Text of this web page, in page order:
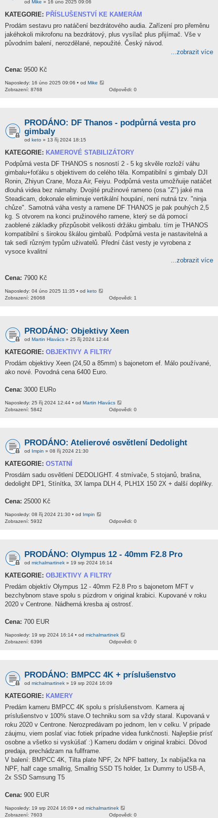
od Mike » 16 úno 2025 09:06
KATEGORIE: PŘÍSLUŠENSTVÍ KE KAMERÁM
Prodám sestavu pro natáčení bezdrátového audia. Zařízení pro přeměnu
jakéhokoli mikrofonu na bezdrátový, plus vysílač plus přijímač. Vše v
původním balení, nerozdělané, nepoužité. Český návod.
...zobrazit více
Cena: 9500 Kč
Naposledy: 16 úno 2025 09:06 • od Mike
Odpovědi: 0
Zobrazení: 8768
PRODÁNO: DF Thanos - podpůrná vesta pro
gimbaly
od keto » 13 říj 2024 18:15
KATEGORIE: KAMEROVÉ STABILIZÁTORY
Podpůrná vesta DF THANOS s nosností 2 - 5 kg skvěle rozloží váhu
gimbalu+foťáku s objektivem do celého těla. Kompatibilní s gimbaly DJI
Ronin, Zhiyun Crane, Moza Air, Feiyu. Podpůrná vesta umožňuije natáčet
dlouhá videa bez námahy. Dvojité pružinové rameno (osa "Z") jaké ma
Steadicam, dokonale eliminuje vertikální houpání, není nutná tzv. "ninja
chůze". Samotná váha vesty a ramene DF THANOS je pak pouhých 2,5
kg. S otvorem na konci pružinového ramene, který se dá pomocí
zaoblené základky přizpůsobit velikosti držáku gimbalu. tím je THANOS
kompatibilní s širokou škálou gimbalů. Podpůrná vesta je nastavitelná a
tak sedí různým typům uživatelů. Přední část vesty je vyrobena z
vysoce kvalitní
...zobrazit více
Cena: 7900 Kč
Naposledy: 04 úno 2025 11:35 • od keto
Odpovědi: 1
Zobrazení: 26068
PRODÁNO: Objektivy Xeen
od Martin Hlavács » 25 říj 2024 12:44
KATEGORIE: OBJEKTIVY A FILTRY
Prodám objektivy Xeen (24,50 a 85mm) s bajonetom ef. Málo používané,
ako nové. Povodná cena 6400 Euro.
Cena: 3000 EURo
Naposledy: 25 říj 2024 12:44 • od Martin Hlavács
Odpovědi: 0
Zobrazení: 5842
PRODÁNO: Atelierové osvětlení Dedolight
od Impin » 08 říj 2024 21:30
KATEGORIE: OSTATNÍ
Prosdám sadu osvětlení DEDOLIGHT. 4 stmívače, 5 stojanů, brašna,
dedolight DP1, Stínítka, 3X lampa DLH 4, PLH1X 150 2X + další doplňky.
Cena: 25000 Kč
Naposledy: 08 říj 2024 21:30 • od Impin
Odpovědi: 0
Zobrazení: 5932
PRODÁNO: Olympus 12 - 40mm F2.8 Pro
od michalmartinek » 19 srp 2024 16:14
KATEGORIE: OBJEKTIVY A FILTRY
Predám objektív Olympus 12 - 40mm F2.8 Pro s bajonetom MFT v
bezchybnom stave spolu s púzdrom v original krabici. Kupované v roku
2020 v Centrone. Nádherná kresba aj ostrosť.
Cena: 700 EUR
Naposledy: 19 srp 2024 16:14 • od michalmartinek
Odpovědi: 0
Zobrazení: 6396
PRODÁNO: BMPCC 4K + príslušenstvo
od michalmartinek » 19 srp 2024 16:09
KATEGORIE: KAMERY
Predám kameru BMPCC 4K spolu s príslušenstvom. Kamera aj
príslušenstvo v 100% stave.O techniku som sa vždy staral. Kupovaná v
roku 2020 v Centrone. Nerozpredávam po jednom, len v celku. V prípade
záujmu, viem poslať viac fotiek prípadne videa funkčnosti. Najlepšie prísť
osobne a všetko si vyskúšať :) Kameru dodám v original krabici. Dôvod
predaja, prechádzam na fullframe.
V balení: BMPCC 4K, Tilta plate NPF, 2x NPF battery, 1x nabíjačka na
NPF, half cage smallrig, Smallrig SSD T5 holder, 1x Dummy to USB-A,
2x SSD Samsung T5
Cena: 900 EUR
Naposledy: 19 srp 2024 16:09 • od michalmartinek
Odpovědi: 0
Zobrazení: 7603